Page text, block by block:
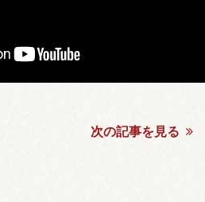
次の記事を見る